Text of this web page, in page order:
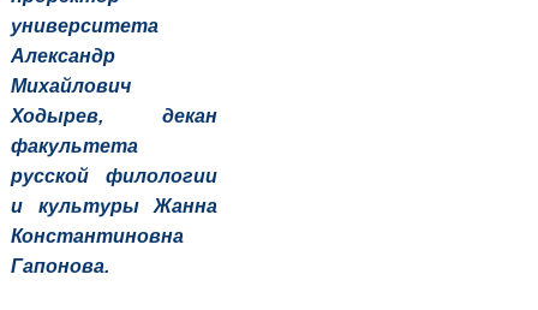
университета
Александр
Михайлович
Ходырев, декан
факультета
русской филологии
и культуры Жанна
Константиновна
Гапонова.